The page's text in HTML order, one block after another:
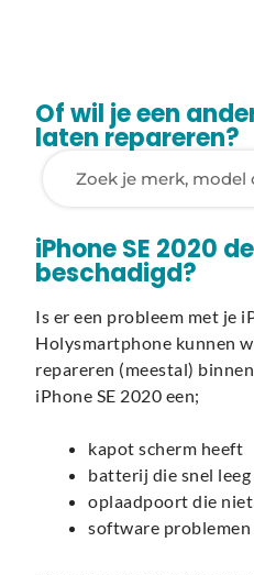
Of wil je een
laten repareren?
iPhone SE 2020
beschadigd?
Is er een probleem met je
Holysmartphone kunnen
repareren (meestal)
iPhone SE 2020 een;
kapot scherm heeft
batterij die snel
oplaadpoort die
software